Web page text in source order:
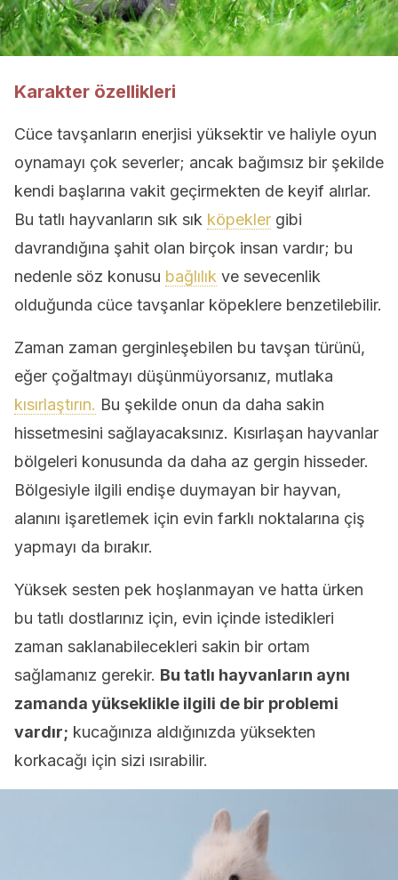
Karakter özellikleri
Cüce tavşanların enerjisi yüksektir ve haliyle oyun
oynamayı çok severler; ancak bağımsız bir şekilde
kendi başlarına vakit geçirmekten de keyif alırlar.
Bu tatlı hayvanların sık sık köpekler gibi
davrandığına şahit olan birçok insan vardır; bu
nedenle söz konusu bağlılık ve sevecenlik
olduğunda cüce tavşanlar köpeklere benzetilebilir.
Zaman zaman gerginleşebilen bu tavşan türünü,
eğer çoğaltmayı düşünmüyorsanız, mutlaka
kısırlaştırın. Bu şekilde onun da daha sakin
hissetmesini sağlayacaksınız. Kısırlaşan hayvanlar
bölgeleri konusunda da daha az gergin hisseder.
Bölgesiyle ilgili endişe duymayan bir hayvan,
alanını işaretlemek için evin farklı noktalarına çiş
yapmayı da bırakır.
Yüksek sesten pek hoşlanmayan ve hatta ürken
bu tatlı dostlarınız için, evin içinde istedikleri
zaman saklanabilecekleri sakin bir ortam
sağlamanız gerekir. Bu tatlı hayvanların aynı
zamanda yükseklikle ilgili de bir problemi
vardır; kucağınıza aldığınızda yüksekten
korkacağı için sizi ısırabilir.